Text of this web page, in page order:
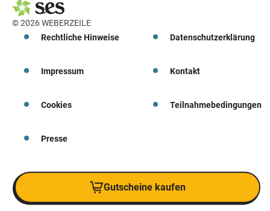
© 2026 WEBERZEILE
Rechtliche Hinweise
Datenschutzerklärung
Impressum Kontakt
Cookies Teilnahmebedingungen
Presse
Gutscheine kaufen